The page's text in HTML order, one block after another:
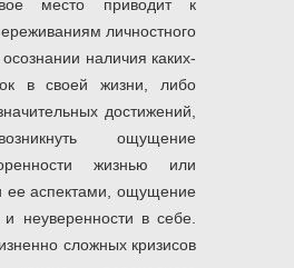
место приводит к
личностного
наличия каких-
в своей жизни, либо
достижений,
ощущение
жизнью или
ее аспектами, ощущение
и неуверенности в себе.
сложных кризисов